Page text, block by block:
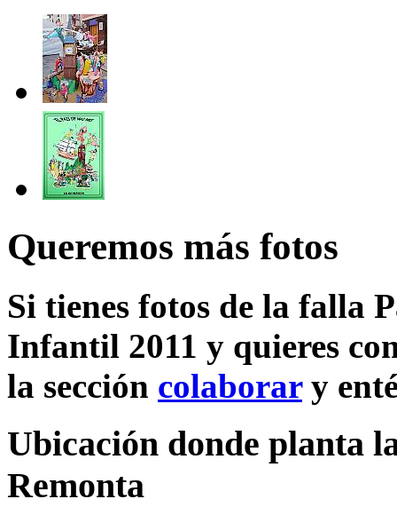
Queremos más fotos
Si tienes fotos de la falla
Infantil 2011 y quieres
la sección colaborary
Ubicación donde planta
Remonta